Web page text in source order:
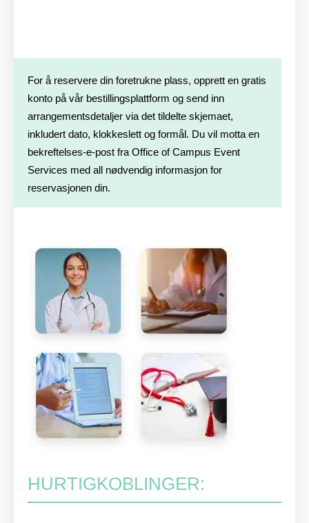
For å reservere din foretrukne plass, opprett en gratis
konto på vår bestillingsplattform og send inn
arrangementsdetaljer via det tildelte skjemaet,
inkludert dato, klokkeslett og formål. Du vil motta en
bekreftelses-e-post fra Office of Campus Event
Services med all nødvendig informasjon for
reservasjonen din.
HURTIGKOBLINGER: